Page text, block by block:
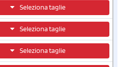
Seleziona taglie
Seleziona taglie
Seleziona taglie